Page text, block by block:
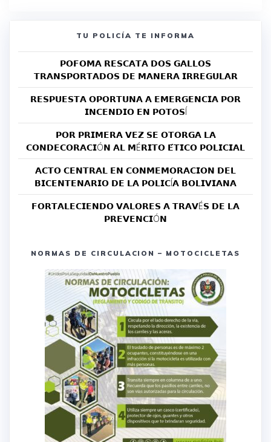
TU POLICÍA TE INFORMA
𝗣𝗢𝗙𝗢𝗠𝗔 𝗥𝗘𝗦𝗖𝗔𝗧𝗔 𝗗𝗢𝗦 𝗚𝗔𝗟𝗟𝗢𝗦
𝗧𝗥𝗔𝗡𝗦𝗣𝗢𝗥𝗧𝗔𝗗𝗢𝗦 𝗗𝗘 𝗠𝗔𝗡𝗘𝗥𝗔 𝗜𝗥𝗥𝗘𝗚𝗨𝗟𝗔𝗥
𝗥𝗘𝗦𝗣𝗨𝗘𝗦𝗧𝗔 𝗢𝗣𝗢𝗥𝗧𝗨𝗡𝗔 𝗔 𝗘𝗠𝗘𝗥𝗚𝗘𝗡𝗖𝗜𝗔 𝗣𝗢𝗥
𝗜𝗡𝗖𝗘𝗡𝗗𝗜𝗢 𝗘𝗡 𝗣𝗢𝗧𝗢𝗦Í
𝗣𝗢𝗥 𝗣𝗥𝗜𝗠𝗘𝗥𝗔 𝗩𝗘𝗭 𝗦𝗘 𝗢𝗧𝗢𝗥𝗚𝗔 𝗟𝗔
𝗖𝗢𝗡𝗗𝗘𝗖𝗢𝗥𝗔𝗖𝗜Ó𝗡 𝗔𝗟 𝗠É𝗥𝗜𝗧𝗢 𝗘́𝗧𝗜𝗖𝗢 𝗣𝗢𝗟𝗜𝗖𝗜𝗔𝗟
𝗔𝗖𝗧𝗢 𝗖𝗘𝗡𝗧𝗥𝗔𝗟 𝗘𝗡 𝗖𝗢𝗡𝗠𝗘𝗠𝗢𝗥𝗔𝗖𝗜𝗢𝗡 𝗗𝗘𝗟
𝗕𝗜𝗖𝗘𝗡𝗧𝗘𝗡𝗔𝗥𝗜𝗢 𝗗𝗘 𝗟𝗔 𝗣𝗢𝗟𝗜𝗖Í𝗔 𝗕𝗢𝗟𝗜𝗩𝗜𝗔𝗡𝗔
𝗙𝗢𝗥𝗧𝗔𝗟𝗘𝗖𝗜𝗘𝗡𝗗𝗢 𝗩𝗔𝗟𝗢𝗥𝗘𝗦 𝗔 𝗧𝗥𝗔𝗩É𝗦 𝗗𝗘 𝗟𝗔
𝗣𝗥𝗘𝗩𝗘𝗡𝗖𝗜Ó𝗡
NORMAS DE CIRCULACION – MOTOCICLETAS